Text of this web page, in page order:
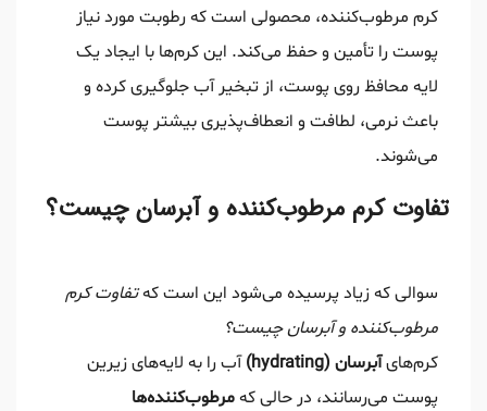
کرم مرطوب‌کننده، محصولی است که رطوبت مورد نیاز
پوست را تأمین و حفظ می‌کند. این کرم‌ها با ایجاد یک
لایه محافظ روی پوست، از تبخیر آب جلوگیری کرده و
باعث نرمی، لطافت و انعطاف‌پذیری بیشتر پوست
می‌شوند.
تفاوت کرم مرطوب‌کننده و آبرسان چیست؟
سوالی که زیاد پرسیده می‌شود این است کهتفاوت کرم
مرطوب‌کننده و آبرسان چیست؟
کرم‌هایآبرسان (hydrating)
آب را به لایه‌های زیرین
پوست می‌رسانند، در حالی کهمرطوب‌کننده‌ها